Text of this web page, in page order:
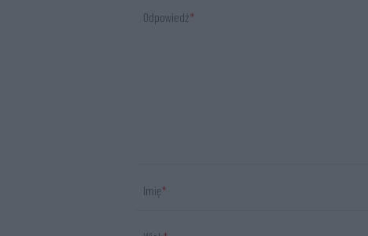
Imię
Odpowiedź